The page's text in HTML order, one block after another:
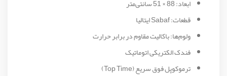
ابعاد: 88 × 51 سانتی‌متر
قطعات: Sabaf ایتالیا
ولوم‌ها: باکالیت مقاوم در برابر حرارت
فندک الکتریکی اتوماتیک
ترموکوپل فوق سریع (Top Time)